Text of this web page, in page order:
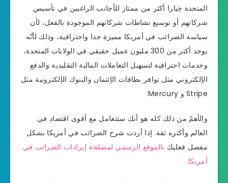
المتحدة خِيارا أكثر من ممتاز للأجانب الراغبين في تأسيس
شركاتهم أو توسيع نشاطات شركاتهم الموجودة بالفعل، لأن
سياسة الضرائب في أمريكا مميزة جدا واحترافية، وذلك لأنّه
يوجد أكثر من 300 مليون عميل حقيقي في الولايات المتحدة،
وخدمات احترافية لتسهيل التعاملات المالية التقليدية والدفع
الإلكتروني مثل توافر بطاقات الإئتمان والبنوك الإلكترونية مثل
Stripe و Mercury.
والأهمّ من ذلك كله هو أنك ستتعامل مع أقوى اقتصاد في
العالم وأكثره ثقة. إذا أردت شرح الضرائب في أمريكا بشكل
مفصل فعليك بالموقع الرسمي لمصلحة إيرادات الضرائب في
أمريكا.